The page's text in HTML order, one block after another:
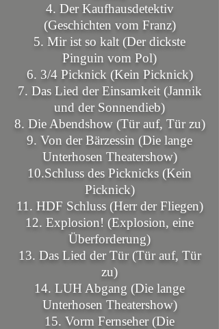
4. Der Kaufhausdetektiv
(Geschichten vom Franz)
5. Mir ist so kalt (Der dickste
Pinguin vom Pol)
6. 3/4 Picknick (Kein Picknick)
7. Das Lied der Einsamkeit (Jannik
und der Sonnendieb)
8. Die Abendshow (Tür auf, Tür zu)
9. Von der Bärzessin (Die lange
Unterhosen Theatershow)
10.Schluss des Picknicks (Kein
Picknick)
11. HDF Schluss (Herr der Fliegen)
12. Explosion! (Explosion, eine
Überforderung)
13. Das Lied der Tür (Tür auf, Tür
zu)
14. LUH Abgang (Die lange
Unterhosen Theatershow)
15. Vorm Fernseher (Die